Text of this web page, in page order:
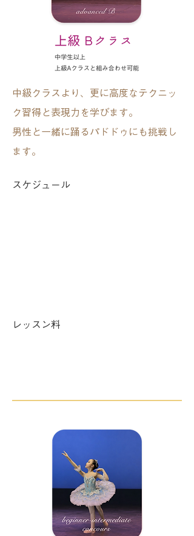
中級クラスより、更に高度なテクニッ
ク習得と表現力を学びます。
男性と一緒に踊るパドドゥにも挑戦し
ます。
スケジュール
レッスン料